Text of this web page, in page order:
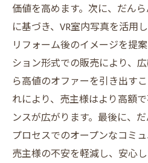
建物状況調査報告書
売却活動における安
買主に信頼される報
トラブルを未然に防
報告書作成のプロ
透明性のある取引を
VR室内写真で買主の心
VR室内写真を用いた
価値を高めます。次に、だん
に基づき、VR室内写真を活用
リフォーム後のイメージを提
ション形式での販売により、
ら高値のオファーを引き出す
れにより、売主様はより高額
ンスが広がります。最後に、
プロセスでのオープンなコミ
売主様の不安を軽減し、安心